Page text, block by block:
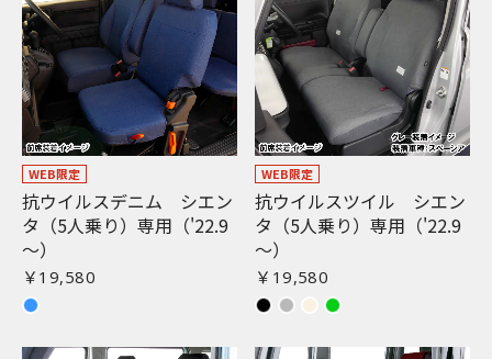
WEB限定
抗ウイルスデニム シエン
タ（5人乗り）専用（'22.9
〜）
￥19,580
WEB限定
抗ウイルスツイル シエン
タ（5人乗り）専用（'22.9
〜）
￥19,580